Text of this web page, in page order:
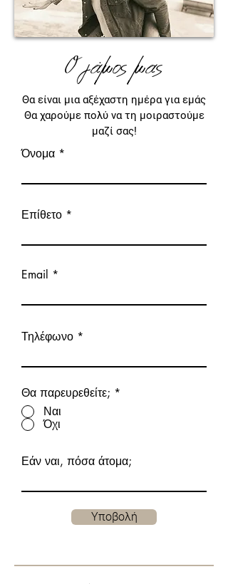
Ο γάμος μας
Θα είναι μια αξέχαστη ημέρα για εμάς
Θα χαρούμε πολύ να τη μοιραστούμε
μαζί σας!
Όνομα
Επίθετο
Email
Τηλέφωνο
Θα παρευρεθείτε; *
Ναι
Όχι
Εάν ναι, πόσα άτομα;
Υποβολή